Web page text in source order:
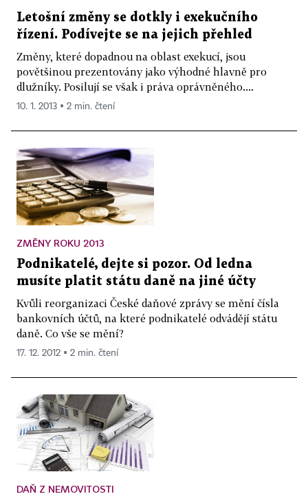
Letošní změny se dotkly i exekučního
řízení. Podívejte se na jejich přehled
Změny, které dopadnou na oblast exekucí, jsou
povětšinou prezentovány jako výhodné hlavně pro
dlužníky. Posilují se však i práva oprávněného....
10. 1. 2013 ▪ 2 min. čtení
ZMĚNY ROKU 2013
Podnikatelé, dejte si pozor. Od ledna
musíte platit státu daně na jiné účty
Kvůli reorganizaci České daňové zprávy se mění čísla
bankovních účtů, na které podnikatelé odvádějí státu
daně. Co vše se mění?
17. 12. 2012 ▪ 2 min. čtení
DAŇ Z NEMOVITOSTI